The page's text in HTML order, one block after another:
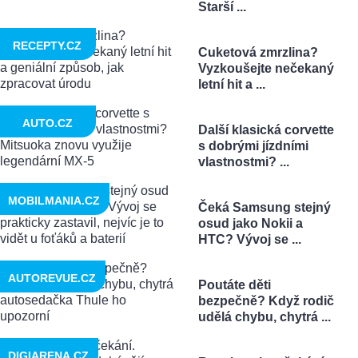
Starší ...
Cuketová zmrzlina?
Vyzkoušejte nečekaný
letní hit a ...
RECEPTY.CZ
Další klasická corvette
s dobrými jízdními
vlastnostmi? ...
AUTO.CZ
Čeká Samsung stejný
osud jako Nokii a
HTC? Vývoj se ...
MOBILMANIA.CZ
Poutáte děti
bezpečně? Když rodič
udělá chybu, chytrá ...
AUTOREVUE.CZ